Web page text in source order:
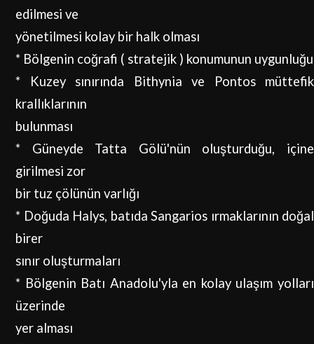
edilmesi ve
yönetilmesi kolay bir halk olması
* Bölgenin coğrafi ( stratejik ) konumunun uygunluğu
*
Kuzey sınırında Bithynia ve Pontos müttefik
krallıklarının
bulunması
*
Güneyde Tatta Gölü'nün oluşturduğu, içine
girilmesi zor
bir tuz çölünün varlığı
* Doğuda Halys, batıda Sangarios ırmaklarının doğal
birer
sınır oluşturmaları
* Bölgenin Batı Anadolu'yla en kolay ulaşım yolları
üzerinde
yer alması